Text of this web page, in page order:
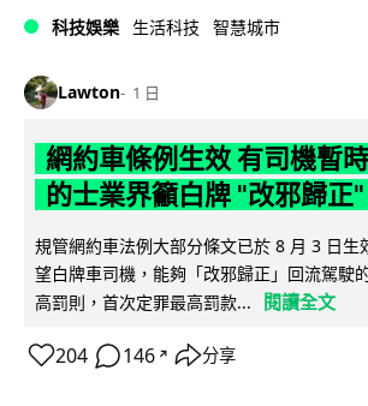
科技娛樂 生活科技 智慧城市
Lawton 1 日
網約車條例生效 有司機暫
的士業界籲白牌 "改邪歸正"
規管網約車法例大部分條文已於 8 月 3 日生
望白牌車司機，能夠「改邪歸正」回流駕駛
高罰則，首次定罪最高罰款...
閱讀全文
204 146 ↗ 分享